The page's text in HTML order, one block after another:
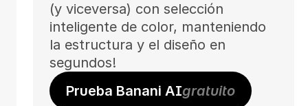
(y viceversa) con selección
inteligente de color, manteniendo
la estructura y el diseño en
segundos!
Prueba Banani AIgratuito